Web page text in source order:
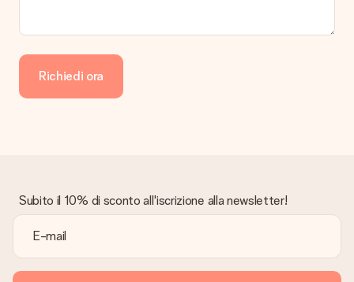
Richiedi ora
Subito il 10% di sconto all'iscrizione alla newsletter!